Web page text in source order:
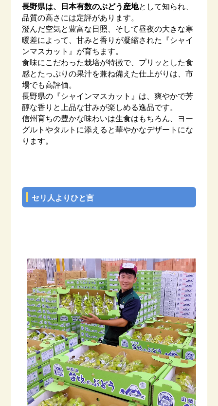
長野県は、日本有数のぶどう産地として知られ、
品質の高さには定評があります。
澄んだ空気と豊富な日照、そして昼夜の大きな寒
暖差によって、甘みと香りが凝縮された『シャイ
ンマスカット』が育ちます。
食味にこだわった栽培が特徴で、プリッとした食
感とたっぷりの果汁を兼ね備えた仕上がりは、市
場でも高評価。
長野県の『シャインマスカット』は、爽やかで芳
醇な香りと上品な甘みが楽しめる逸品です。
信州育ちの豊かな味わいは生食はもちろん、ヨー
グルトやタルトに添えると華やかなデザートにな
ります。
セリ人よりひと言